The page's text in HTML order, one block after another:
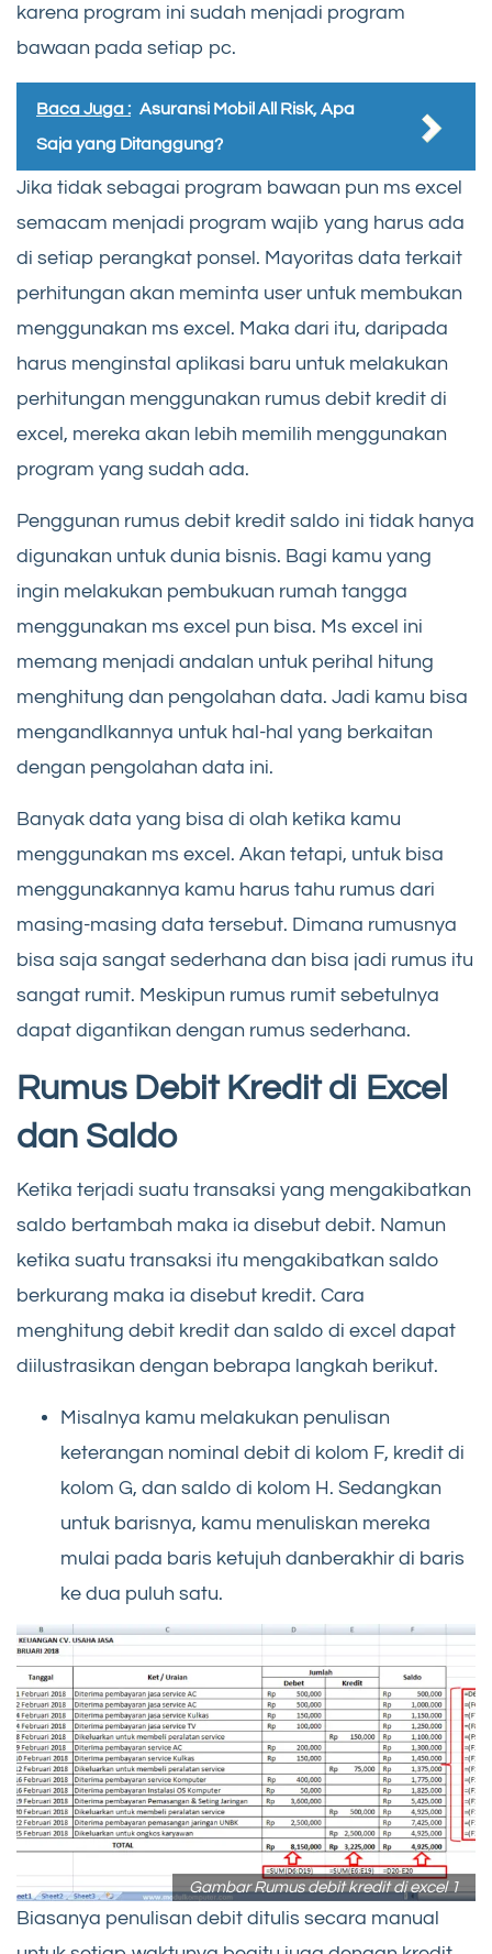
karena program ini sudah menjadi program
bawaan pada setiap pc.
Baca Juga : Asuransi Mobil All Risk, Apa
Saja yang Ditanggung?
Jika tidak sebagai program bawaan pun ms excel
semacam menjadi program wajib yang harus ada
di setiap perangkat ponsel. Mayoritas data terkait
perhitungan akan meminta user untuk membukan
menggunakan ms excel. Maka dari itu, daripada
harus menginstal aplikasi baru untuk melakukan
perhitungan menggunakan rumus debit kredit di
excel, mereka akan lebih memilih menggunakan
program yang sudah ada.
Penggunan rumus debit kredit saldo ini tidak hanya
digunakan untuk dunia bisnis. Bagi kamu yang
ingin melakukan pembukuan rumah tangga
menggunakan ms excel pun bisa. Ms excel ini
memang menjadi andalan untuk perihal hitung
menghitung dan pengolahan data. Jadi kamu bisa
mengandlkannya untuk hal-hal yang berkaitan
dengan pengolahan data ini.
Banyak data yang bisa di olah ketika kamu
menggunakan ms excel. Akan tetapi, untuk bisa
menggunakannya kamu harus tahu rumus dari
masing-masing data tersebut. Dimana rumusnya
bisa saja sangat sederhana dan bisa jadi rumus itu
sangat rumit. Meskipun rumus rumit sebetulnya
dapat digantikan dengan rumus sederhana.
Rumus Debit Kredit di Excel
dan Saldo
Ketika terjadi suatu transaksi yang mengakibatkan
saldo bertambah maka ia disebut debit. Namun
ketika suatu transaksi itu mengakibatkan saldo
berkurang maka ia disebut kredit. Cara
menghitung debit kredit dan saldo di excel dapat
diilustrasikan dengan bebrapa langkah berikut.
Misalnya kamu melakukan penulisan
keterangan nominal debit di kolom F, kredit di
kolom G, dan saldo di kolom H. Sedangkan
untuk barisnya, kamu menuliskan mereka
mulai pada baris ketujuh danberakhir di baris
ke dua puluh satu.
Gambar Rumus debit kredit di excel 1
Biasanya penulisan debit ditulis secara manual